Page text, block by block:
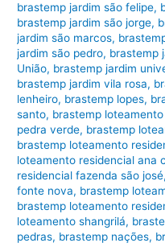
brastemp jardim são felipe,
brastemp jardim são jorge,
jardim são marcos,
jardim são pedro, brastemp
União, brastemp jardim
brastemp jardim vila rosa,
lenheiro, brastemp lopes,
santo, brastemp
pedra verde, brastemp
brastemp loteamento
loteamento residencial ana
residencial fazenda são josé,
fonte nova, brastemp
brastemp loteamento
loteamento shangrilá,
pedras, brastemp nações,